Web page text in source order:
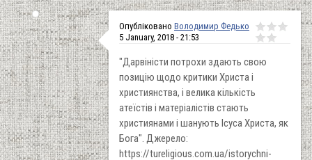
Опубліковано Володимир Федько
5 January, 2018 - 21:53
"Дарвіністи потрохи здають свою
позицію щодо критики Христа і
християнства, і велика кількість
атеїстів і матеріалістів стають
християнами і шанують Ісуса Христа, як
Бога". Джерело:
https://tureligious.com.ua/istorychni-